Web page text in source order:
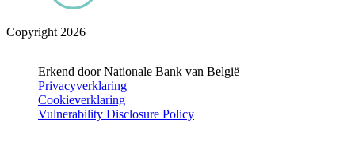
Copyright 2026
Erkend door Nationale Bank van België
Privacyverklaring
Cookieverklaring
Vulnerability Disclosure Policy